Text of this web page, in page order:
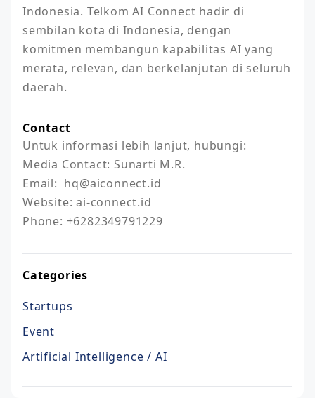
Indonesia. Telkom AI Connect hadir di
sembilan kota di Indonesia, dengan
komitmen membangun kapabilitas AI yang
merata, relevan, dan berkelanjutan di seluruh
Contact
Untuk informasi lebih lanjut, hubungi:
Media Contact: Sunarti M.R.
Email:  hq@aiconnect.id
Website: ai-connect.id
Phone: +6282349791229
Categories
Startups
Event
Artificial Intelligence / AI